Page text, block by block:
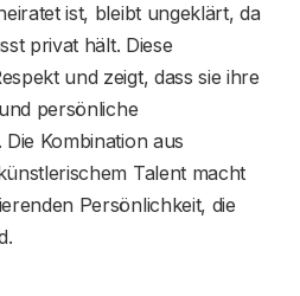
ist, bleibt ungeklärt, da
privat hält. Diese
und zeigt, dass sie ihre
persönliche
Kombination aus
Talent macht
Persönlichkeit, die